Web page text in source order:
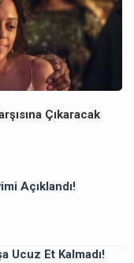
Çıkaracak
Açıklandı!
Ucuz Et Kalmadı!